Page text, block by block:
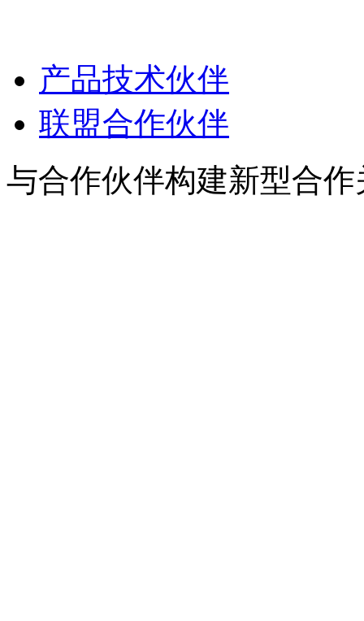
产品技术伙伴
联盟合作伙伴
与合作伙伴构建新型合作